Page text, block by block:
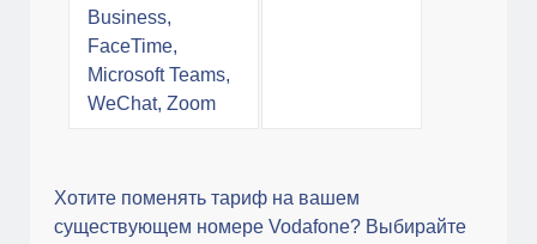
Business,
FaceTime,
Microsoft Teams,
WeChat, Zoom
Хотите поменять тариф на вашем
существующем номере Vodafone? Выбирайте